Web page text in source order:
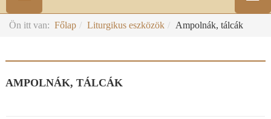
Ön itt van: Főlap Liturgikus eszközök Ampolnák, tálcák
AMPOLNÁK, TÁLCÁK